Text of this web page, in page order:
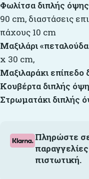
Φωλίτσα διπλής όψης
90 cm, διαστάσεις
πάχους 10 cm
Μαξιλάρι«πεταλούδα
x 30 cm,
Μαξιλαράκι επίπεδο
Κουβέρτα διπλής
Στρωματάκι διπλής
Πληρώστε
πιστωτική.